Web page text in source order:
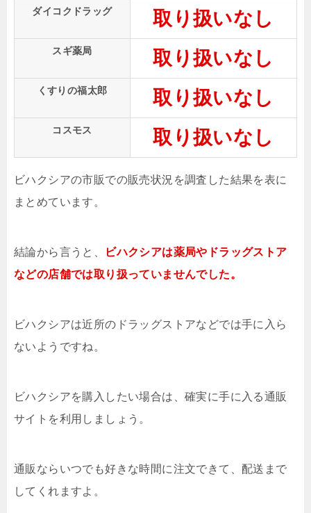
ダイコクドラッグ 取り扱いなし
スギ薬局 取り扱いなし
くすりの福太郎 取り扱いなし
コスモス 取り扱いなし
ビハクシアの市販での販売状況を調査した結果を表に
まとめています。
結論から言うと、
ビハクシアは薬局やドラッグストア
などの店舗では取り扱っていませんでした。
ビハクシアは近所のドラッグストアなどでは手に入ら
ないようですね。
ビハクシアを購入したい場合は、確実に手に入る通販
サイトを利用しましょう。
通販ならいつでも好きな時間に注文できて、配送まで
してくれますよ。